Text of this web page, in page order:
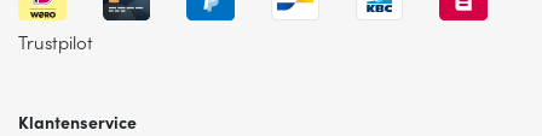
Trustpilot
Klantenservice